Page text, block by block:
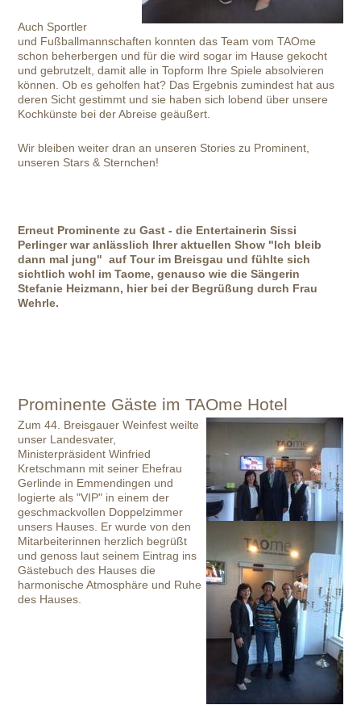
Auch Sportler
und Fußballmannschaften konnten das Team vom TAOme
schon beherbergen und für die wird sogar im Hause gekocht
und gebrutzelt, damit alle in Topform Ihre Spiele absolvieren
können. Ob es geholfen hat? Das Ergebnis zumindest hat aus
deren Sicht gestimmt und sie haben sich lobend über unsere
Kochkünste bei der Abreise geäußert.
Wir bleiben weiter dran an unseren Stories zu Prominent,
unseren Stars & Sternchen!
Erneut Prominente zu Gast - die Entertainerin Sissi
Perlinger war anlässlich Ihrer aktuellen Show "Ich bleib
dann mal jung" auf Tour im Breisgau und fühlte sich
sichtlich wohl im Taome, genauso wie die Sängerin
Stefanie Heizmann, hier bei der Begrüßung durch Frau
Wehrle.
Prominente Gäste im TAOme Hotel
Zum 44. Breisgauer Weinfest weilte
unser Landesvater,
Ministerpräsident Winfried
Kretschmann mit seiner Ehefrau
Gerlinde in Emmendingen und
logierte als "VIP" in einem der
geschmackvollen Doppelzimmer
unsers Hauses. Er wurde von den
Mitarbeiterinnen herzlich begrüßt
und genoss laut seinem Eintrag ins
Gästebuch des Hauses die
harmonische Atmosphäre und Ruhe
des Hauses.